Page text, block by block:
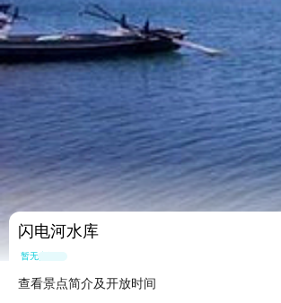
闪电河水库
暂无点评
查看景点简介及开放时间